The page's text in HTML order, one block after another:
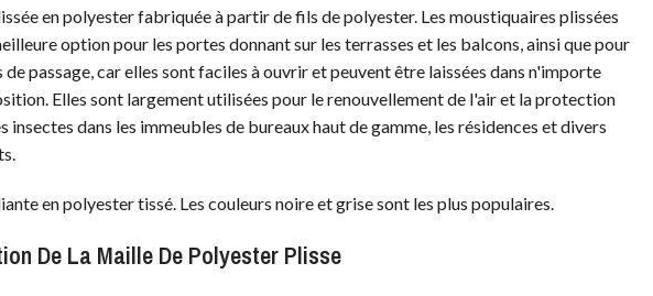
en polyester fabriquée à partir de fils de polyester. Les moustiquaires plissées
option pour les portes donnant sur les terrasses et les balcons, ainsi que pour
de passage, car elles sont faciles à ouvrir et peuvent être laissées dans n'importe
Elles sont largement utilisées pour le renouvellement de l'air et la protection
insectes dans les immeubles de bureaux haut de gamme, les résidences et divers
en polyester tissé. Les couleurs noire et grise sont les plus populaires.
De La Maille De Polyester Plisse